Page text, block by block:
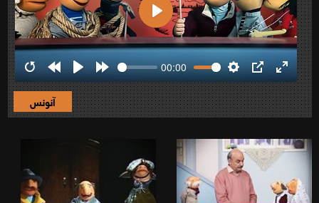
RestartRewind
10s
Play Forward
10s
00:00
Settings
PIP Enter
Play
آنونس